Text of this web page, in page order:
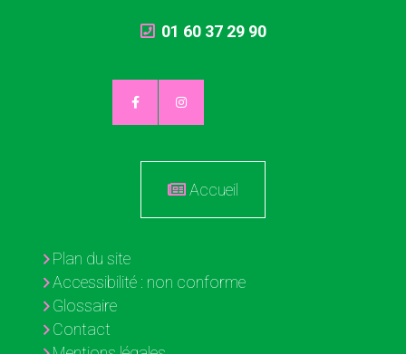
01 60 37 29 90
Accueil
Plan du site
Accessibilité : non conforme
Glossaire
Contact